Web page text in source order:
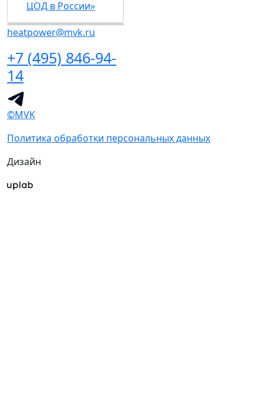
ЦОД в России»
heatpower@mvk.ru
+7 (495) 846-94-
14
©MVK
Политика обработки персональных данных
Дизайн